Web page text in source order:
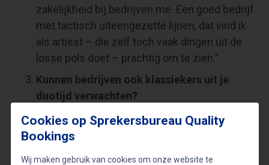
zakelijkheid bij bedrijven me. Een goed bedrijf
met tactisch uiteengezette lijnen, dat vind ik
als artiest – die zelf toch vaak dingen uit de
losse pols doet – prachtig om te zien.”
Kunnen bedrijven ook klassiekers uit je
duotijd verwachten?
samen met Acda en de Munnik heb gemaakt
is natuurlijk mijn werk. Daar ben ik alleen maar
trots op, en die nummers zing ik graag. Maar
Cookies op Sprekersbureau Quality
Bookings
Wij maken gebruik van cookies om onze website te